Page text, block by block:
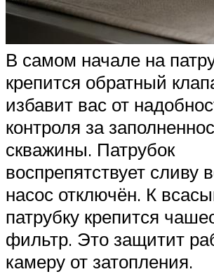
В самом начале на
крепится обратный
избавит вас от
контроля за
скважины. Патрубок
воспрепятствует сливу
насос отключён. К
патрубку крепится
фильтр. Это защитит
камеру от затопления.